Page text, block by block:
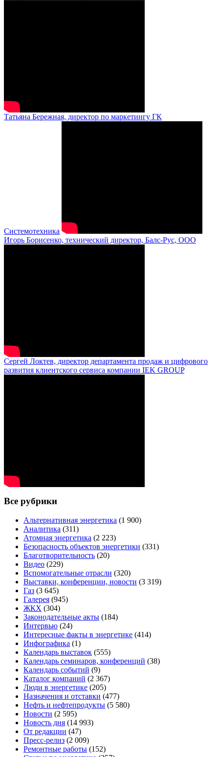
Татьяна Бережная, директор по маркетингу ГК
Системотехника
Игорь Борисенко, технический директор, Балс-Рус, ООО
Сергей Локтев, директор департамента продаж и цифрового
развития клиентского сервиса компании IEK GROUP
Все рубрики
Альтернативная энергетика (1 900)
Аналитика (311)
Атомная энергетика (2 223)
Безопасность объектов энергетики (331)
Благотворительность (20)
Видео (229)
Вспомогательные отрасли (320)
Выставки, конференции, новости (3 319)
Газ (3 645)
Галерея (945)
ЖКХ (304)
Законодательные акты (184)
Интервью (24)
Интересные факты в энергетике (414)
Инфографика (1)
Календарь выставок (555)
Календарь семинаров, конференций (38)
Календарь событий (9)
Каталог компаний (2 367)
Люди в энергетике (205)
Назначения и отставки (477)
Нефть и нефтепродукты (5 580)
Новости (2 595)
Новость дня (14 993)
От редакции (47)
Пресс-релиз (2 009)
Ремонтные работы (152)